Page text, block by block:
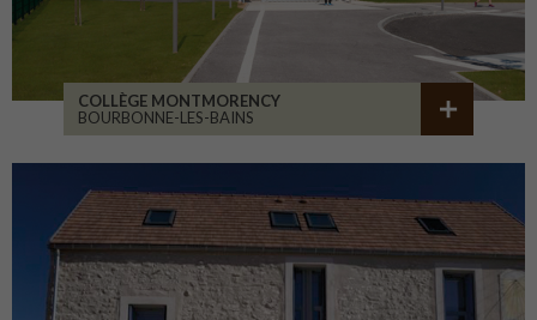
COLLÈGE MONTMORENCY
BOURBONNE-LES-BAINS